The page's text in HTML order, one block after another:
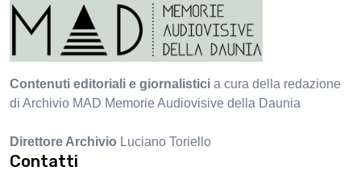
Contenuti editoriali e giornalistici a cura della redazione
di Archivio MAD Memorie Audiovisive della Daunia
Direttore Archivio Luciano Toriello
Contatti